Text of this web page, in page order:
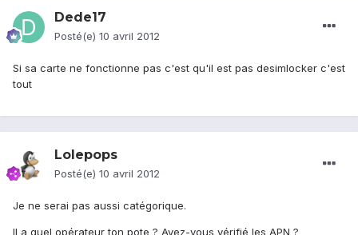
Dede17
Posté(e) 10 avril 2012
Si sa carte ne fonctionne pas c'est qu'il est pas desimlocker c'est
tout
Lolepops
Posté(e) 10 avril 2012
Je ne serai pas aussi catégorique.
Il a quel opérateur ton pote ? Avez-vous vérifié les APN ?